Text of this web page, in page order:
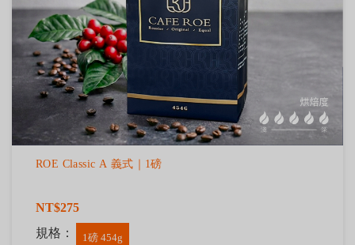
ROE Classic A 義式｜1磅
NT$275
規格：
1磅 454g